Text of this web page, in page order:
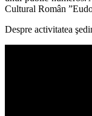
Cultural Român
Despre activitatea